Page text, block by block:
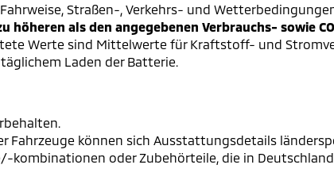
Straßen-, Verkehrs- und
höheren als den angegebenen Verbrauchs- sowie
Werte sind Mittelwerte für Kraftstoff- und
Laden der Batterie.
Fahrzeuge können sich Ausstattungsdetails
oder Zubehörteile, die in